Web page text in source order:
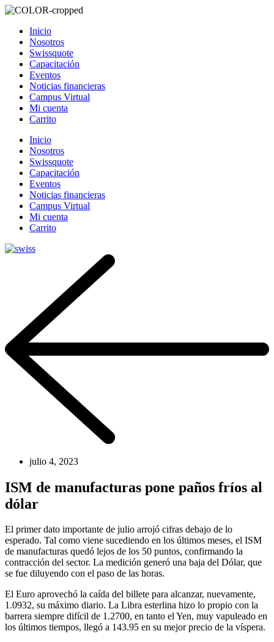
Inicio
Nosotros
Swissquote
Capacitación
Eventos
Noticias financieras
Campus Virtual
Mi cuenta
Carrito
Inicio
Nosotros
Swissquote
Capacitación
Eventos
Noticias financieras
Campus Virtual
Mi cuenta
Carrito
julio 4, 2023
ISM de manufacturas pone paños fríos al
dólar
El primer dato importante de julio arrojó cifras debajo de lo
esperado. Tal como viene sucediendo en los últimos meses, el ISM
de manufacturas quedó lejos de los 50 puntos, confirmando la
contracción del sector. La medición generó una baja del Dólar, que
se fue diluyendo con el paso de las horas.
El Euro aprovechó la caída del billete para alcanzar, nuevamente,
1.0932, su máximo diario. La Libra esterlina hizo lo propio con la
barrera siempre difícil de 1.2700, en tanto el Yen, muy vapuleado en
los últimos tiempos, llegó a 143.95 en su mejor precio de la víspera.